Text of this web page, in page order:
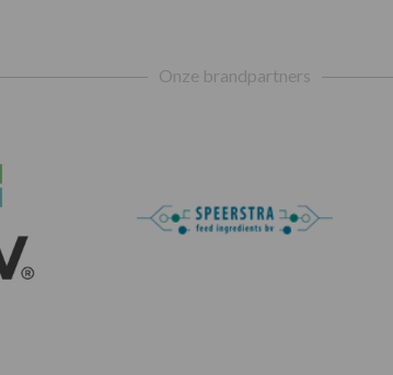
Onze brandpartners